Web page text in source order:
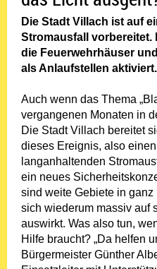
Die Stadt Villach ist auf
Stromausfall vorbereitet.
die Feuerwehrhäuser
als Anlaufstellen aktiviert.
Auch wenn das Thema
vergangenen Monaten in
Die Stadt Villach bereitet
dieses Ereignis, also
langanhaltenden
ein neues
sind weite Gebiete in
sich wiederum massiv auf
auswirkt. Was also tun,
Hilfe braucht? „Da helfen
Bürgermeister Günther